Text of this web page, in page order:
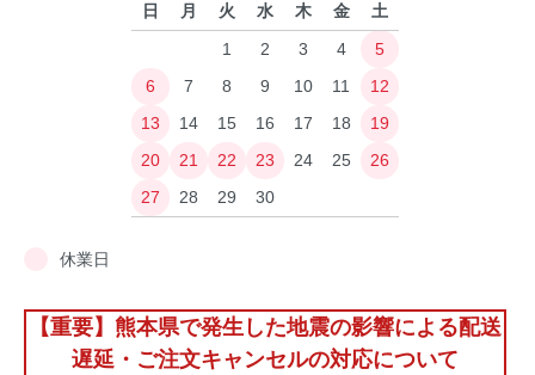
日 月 火 水 木 金
土
1
2 3 4
5
6
7 8 9 10 11
12
13
14 15 16 17 18
19
20
21 22 23 24 25
26
27
28 29 30
休業日
【重要】熊本県で発生した地震の影響による配送
遅延・ご注文キャンセルの対応について